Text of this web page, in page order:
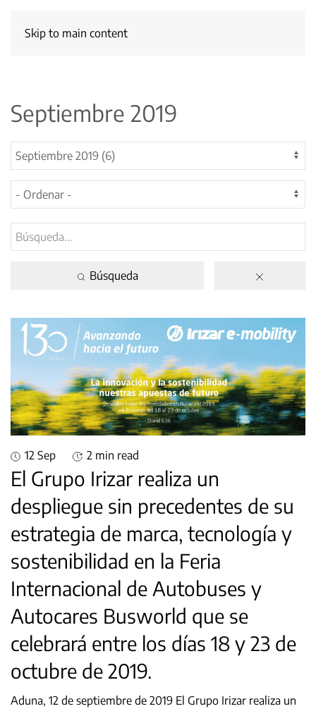
Skip to main content
Septiembre 2019
Búsqueda
12 Sep 2 min read
El Grupo Irizar realiza un
despliegue sin precedentes de su
estrategia de marca, tecnología y
sostenibilidad en la Feria
Internacional de Autobuses y
Autocares Busworld que se
celebrará entre los días 18 y 23 de
octubre de 2019.
Aduna, 12 de septiembre de 2019 El Grupo Irizar realiza un